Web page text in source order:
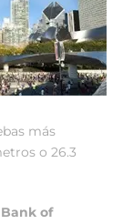
más
o 26.3
Bank of